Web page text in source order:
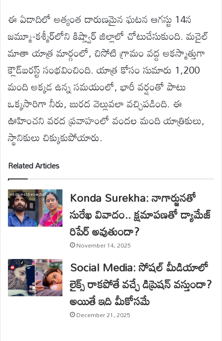
ఈ ఏడాదిలో అత్యంత దారుణమైన ఘటన ఆగస్టు 14న
జమ్మూ-కశ్మీర్‌లోని కిష్త్వార్ జిల్లాలో చోటుచేసుకుంది. మచైల్
మాతా యాత్ర మార్గంలో, చిసోటి గ్రామం వద్ద అకస్మాత్తుగా
క్లౌడ్‌బరస్ట్ సంభవించింది. యాత్ర కోసం సుమారు 1,200
మంది అక్కడ ఉన్న సమయంలో, భారీ వర్షంతో పాటు
ఒక్కసారిగా నీరు, బురద వెల్లువలా వచ్చిపడింది. ఈ
ఊహించని వరద ప్రవాహంలో వందల మంది యాత్రికులు,
స్థానికులు చిక్కుకుపోయారు.
Related Articles
Konda Surekha: నాగార్జునతో
సురేఖ వివాదం.. క్షమాపణతో డ్యామేజ్
రిపేర్ అవుతుందా?
November 14, 2025
Social Media: సోషల్ మీడియాలో
లైక్స్ రాకపోతే వచ్చే డిప్రెషన్‌ వస్తుందా?
అయితే ఇది మీకోసమే
December 21, 2025